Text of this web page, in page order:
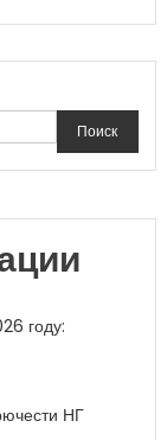
Поиск
году:
НГ